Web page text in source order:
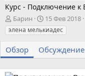
Курс - Подключение
А
в
т
о
р
Барин
Д
а
т
а
с
15 Фев 2018
элена мелькиадес
Обзор Обсуждение